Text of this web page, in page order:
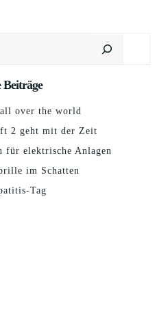
Beiträge
over the world
2 geht mit der Zeit
für elektrische Anlagen
im Schatten
Tag